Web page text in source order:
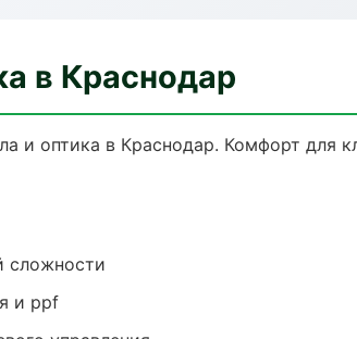
в Краснодар
и оптика в Краснодар. Комфорт для
сложности
и ppf